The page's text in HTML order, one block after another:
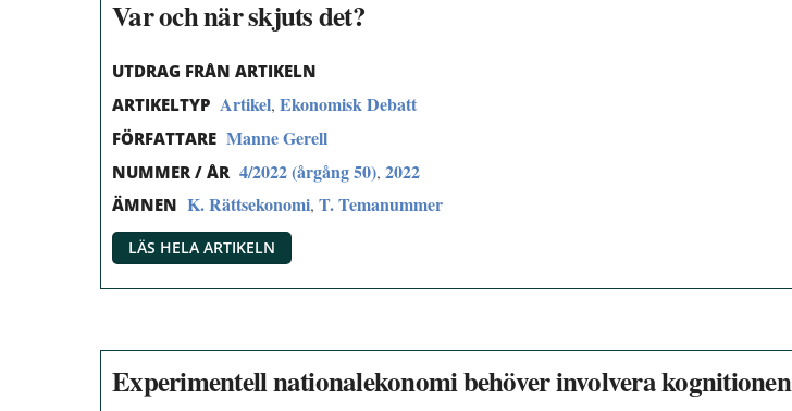
Var och när skjuts det?
UTDRAG FRÅN ARTIKELN
ARTIKELTYP Artikel, Ekonomisk Debatt
FÖRFATTARE Manne Gerell
NUMMER / ÅR 4/2022 (årgång 50), 2022
ÄMNEN K. Rättsekonomi, T. Temanummer
LÄS HELA ARTIKELN
Experimentell nationalekonomi behöver involvera kognitionen